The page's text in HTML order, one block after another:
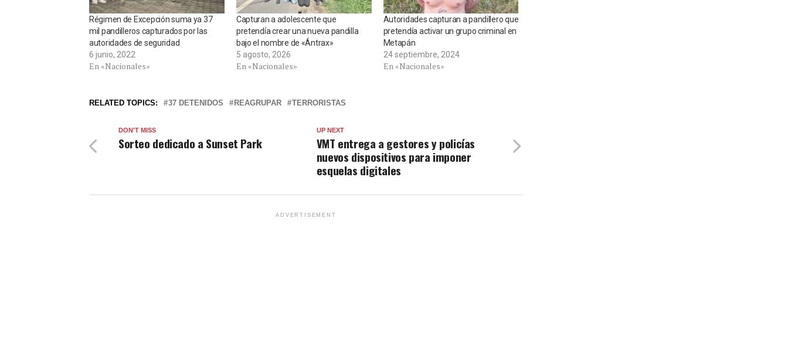
Régimen de Excepción suma ya 37
mil pandilleros capturados por las
autoridades de seguridad
6 junio, 2022
En «Nacionales»
Capturan a adolescente que
pretendía crear una nueva pandilla
bajo el nombre de «Ántrax»
5 agosto, 2026
En «Nacionales»
Autoridades capturan a pandillero que
pretendía activar un grupo criminal en
Metapán
24 septiembre, 2024
En «Nacionales»
RELATED TOPICS: 37 DETENIDOS REAGRUPAR TERRORISTAS
UP NEXT
VMT entrega a gestores y policías
nuevos dispositivos para imponer
esquelas digitales
DON'T MISS
Sorteo dedicado a Sunset Park
ADVERTISEMENT